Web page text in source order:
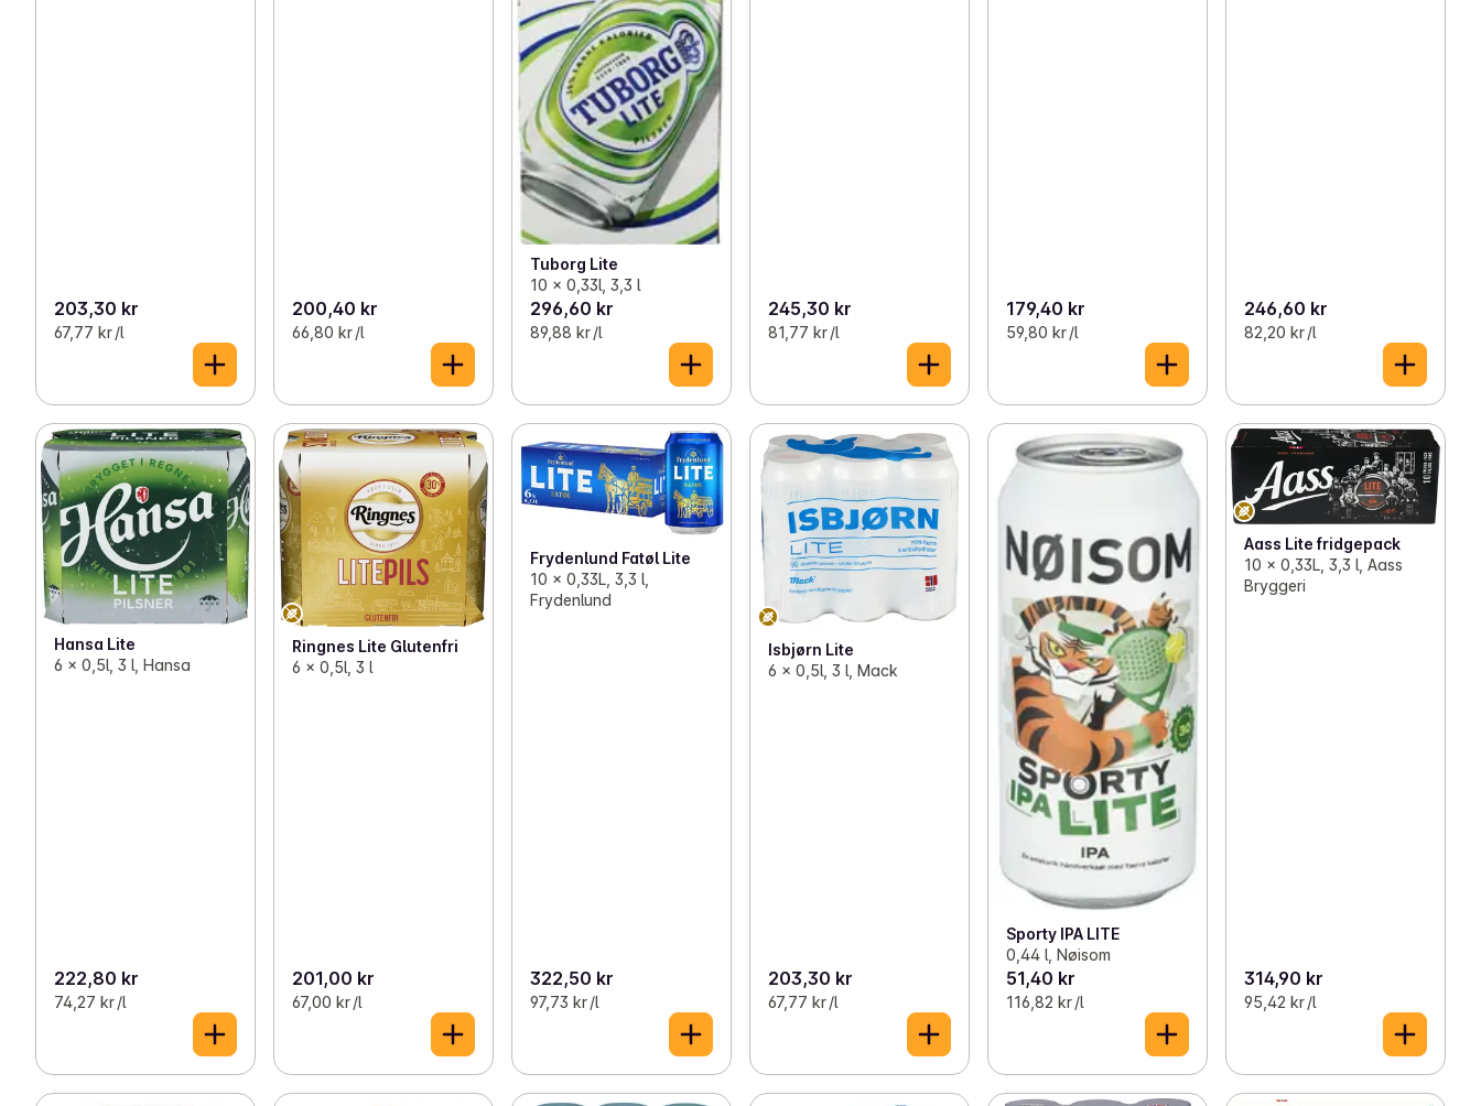
203,30 kr
67,77 kr /l
200,40 kr
66,80 kr /l
Tuborg Lite
10 x 0,33l, 3,3 l
296,60 kr
89,88 kr /l
245,30 kr
81,77 kr /l
179,40 kr
59,80 kr /l
246,60 kr
82,20 kr /l
Hansa Lite
6 x 0,5l, 3 l, Hansa
222,80 kr
74,27 kr /l
Ringnes Lite Glutenfri
6 x 0,5l, 3 l
201,00 kr
67,00 kr /l
Frydenlund Fatøl Lite
10 x 0,33L, 3,3 l,
Frydenlund
322,50 kr
97,73 kr /l
Isbjørn Lite
6 x 0,5l, 3 l, Mack
203,30 kr
67,77 kr /l
Sporty IPA LITE
0,44 l, Nøisom
51,40 kr
116,82 kr /l
Aass Lite fridgepack
10 x 0,33L, 3,3 l, Aass
Bryggeri
314,90 kr
95,42 kr /l